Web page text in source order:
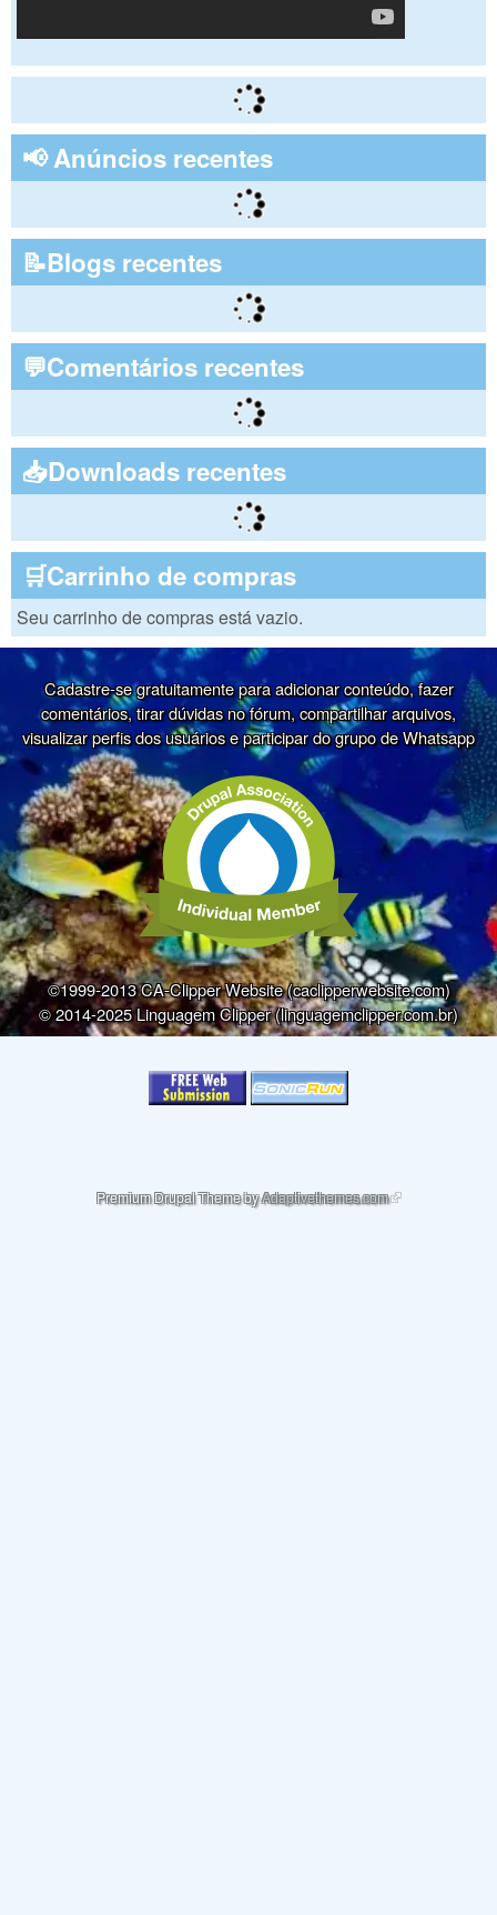
📢 Anúncios recentes
📝Blogs recentes
💬Comentários recentes
📥Downloads recentes
🛒Carrinho de compras
Seu carrinho de compras está vazio.
Cadastre-se gratuitamente para adicionar conteúdo, fazer
comentários, tirar dúvidas no fórum, compartilhar arquivos,
visualizar perfis dos usuários e participar do grupo de Whatsapp
©1999-2013 CA-Clipper Website (caclipperwebsite.com)
© 2014-2025 Linguagem Clipper (linguagemclipper.com.br)
Premium Drupal Theme byAdaptivethemes.com(link is external)